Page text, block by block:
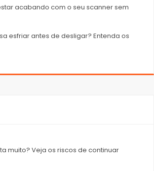
acabando com o seu scanner sem
esfriar antes de desligar? Entenda os
muito? Veja os riscos de continuar